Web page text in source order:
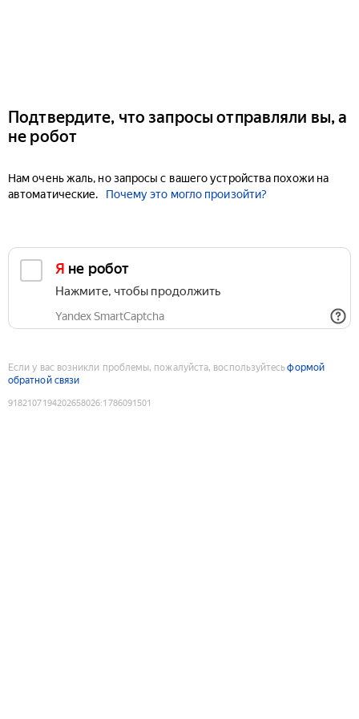
Подтвердите, что запросы отправляли вы, а
не робот
Нам очень жаль, но запросы с вашего устройства похожи на
автоматические.
Почему это могло произойти?
Я не робот
Нажмите, чтобы продолжить
Yandex SmartCaptcha
Если у вас возникли проблемы, пожалуйста, воспользуйтесьформой
обратной связи
9182107194202658026:1786091501